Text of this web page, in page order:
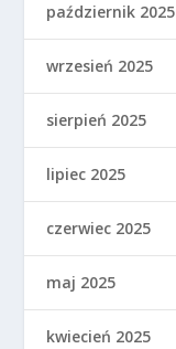
październik 2025
wrzesień 2025
sierpień 2025
lipiec 2025
czerwiec 2025
maj 2025
kwiecień 2025